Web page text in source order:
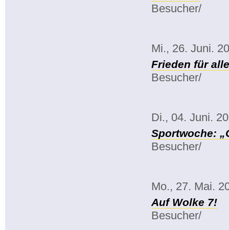
Besucher/
Mi., 26. Juni.
Frieden für alle
Besucher/
Di., 04. Juni.
Sportwoche:
Besucher/
Mo., 27. Mai.
Auf Wolke 7!
Besucher/